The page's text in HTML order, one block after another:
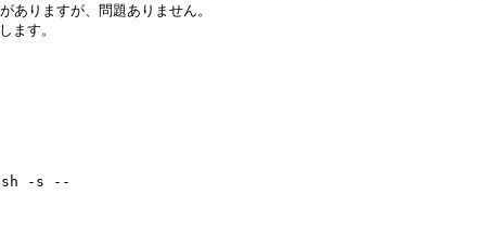
りますが、問題ありません。
す。
-s --